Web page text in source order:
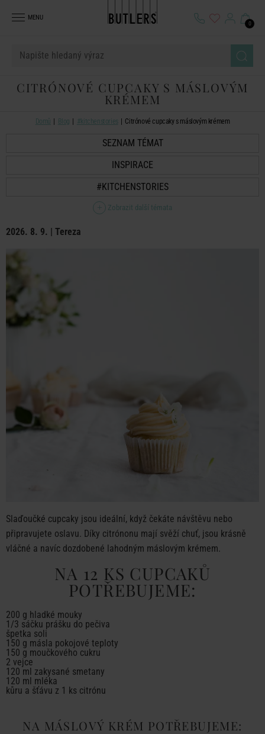
MENU
0
CITRÓNOVÉ CUPCAKY S MÁSLOVÝM
KRÉMEM
Domů Blog #kitchenstories Citrónové cupcaky s máslovým krémem
SEZNAM TÉMAT
INSPIRACE
#KITCHENSTORIES
Zobrazit další témata
2026. 8. 9. | Tereza
Slaďoučké cupcaky jsou ideální, když čekáte návštěvu nebo
připravujete oslavu. Díky citrónonu mají svěží chuť, jsou krásně
vláčné a navíc dozdobené lahodným máslovým krémem.
NA 12 KS CUPCAKŮ
POTŘEBUJEME:
200 g hladké mouky
1/3 sáčku prášku do pečiva
špetka soli
150 g másla pokojové teploty
150 g moučkového cukru
2 vejce
120 ml zakysané smetany
120 ml mléka
kůru a šťávu z 1 ks citrónu
NA MÁSLOVÝ KRÉM POTŘEBUJEME: